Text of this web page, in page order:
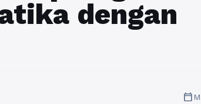
dengan
calendar_today